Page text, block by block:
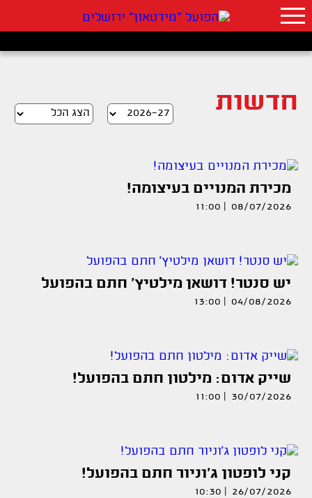
חדשות
מכירת המנויים בעיצומה!
08/07/2026 | 11:00
יש סנטר! דושאן מילטיץ' חתם בהפועל
04/08/2026 | 13:00
שייק אדום: מילטון חתם בהפועל!
30/07/2026 | 11:00
קני לופטון ג'וניור חתם בהפועל!
26/07/2026 | 10:30